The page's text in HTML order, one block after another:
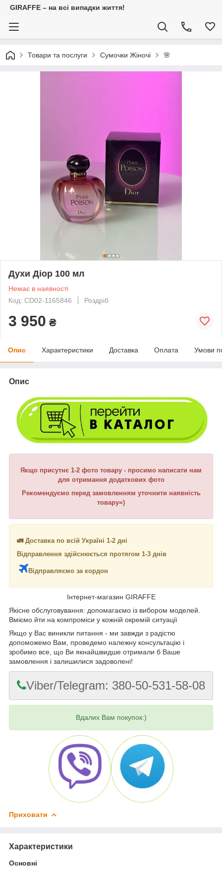
GIRAFFE – на всі випадки життя!
Товари та послуги Сумочки Жіночі 🌸
Духи Діор 100 мл
Немає в наявності
Код: CD02-1165846
Роздріб
3 950 ₴
Опис Характеристики Доставка Оплата Умови
Опис
Якщо присутнє 1-2 фото товару - просимо написати нам
для отримання додаткових фото
Рекомендуємо перед замовленням уточнити наявність
товару=)
🚛 Доставка по всій Україні 1-2 дні
Відправлення здійснюється протягом 1-3 днів
Відправляємо за кордон
Інтернет-магазин GIRAFFE
Якісне обслуговування: допомагаємо із вибором моделей.
Вміємо йти на компроміси у кожній окремій ситуації
Якщо у Вас виникли питання - ми завжди з радістю
допоможемо Вам, проведемо належну консультацію і
зробимо все, що Ви якнайшвидше отримали б Ваше
замовлення і залишилися задоволені!
Viber/Telegram: 380-50-531-58-08
Вдалих Вам покупок:)
Приховати
Характеристики
Основні